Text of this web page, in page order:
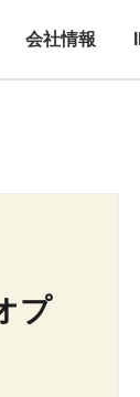
会社情報
プ